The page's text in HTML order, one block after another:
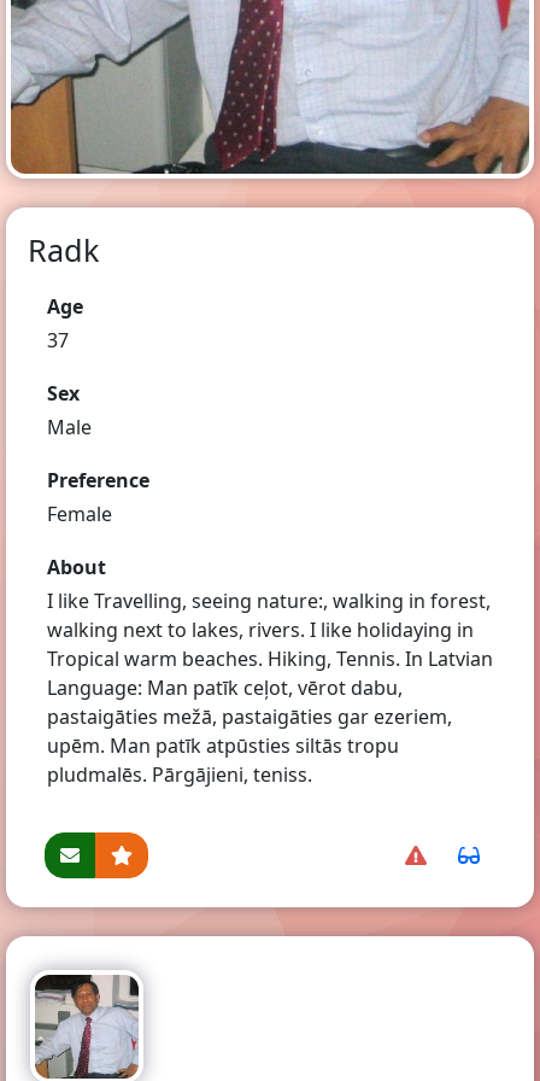
Radk
Age
37
Sex
Male
Preference
Female
About
I like Travelling, seeing nature:, walking in forest,
walking next to lakes, rivers. I like holidaying in
Tropical warm beaches. Hiking, Tennis. In Latvian
Language: Man patīk ceļot, vērot dabu,
pastaigāties mežā, pastaigāties gar ezeriem,
upēm. Man patīk atpūsties siltās tropu
pludmalēs. Pārgājieni, teniss.